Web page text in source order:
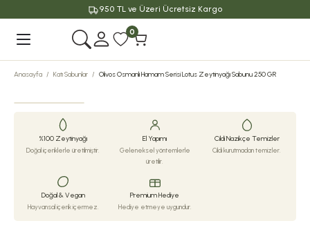
950 TL ve Üzeri Ücretsiz Kargo
Geri Dön
0
Anasayfa Katı Sabunlar Olivos Osmanlı Hamam Serisi Lotus Zeytinyağı Sabunu 250 GR
%100 Zeytinyağı
Doğal içeriklerle üretilmiştir.
El Yapımı
Geleneksel yöntemlerle
üretilir.
Cildi Nazikçe Temizler
Cildi kurutmadan temizler.
Doğal & Vegan
Hayvansal içerik içermez.
Premium Hediye
Hediye etmeye uygundur.